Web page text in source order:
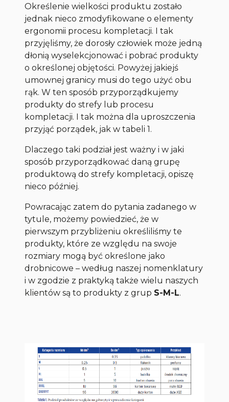
Określenie wielkości produktu zostało
jednak nieco zmodyfikowane o elementy
ergonomii procesu kompletacji. I tak
przyjęliśmy, że dorosły człowiek może jedną
dłonią wyselekcjonować i pobrać produkty
o określonej objętości. Powyżej jakiejś
umownej granicy musi do tego użyć obu
rąk. W ten sposób przyporządkujemy
produkty do strefy lub procesu
kompletacji. I tak można dla uproszczenia
przyjąć porządek, jak w tabeli 1.
Dlaczego taki podział jest ważny i w jaki
sposób przyporządkować daną grupę
produktową do strefy kompletacji, opiszę
nieco później.
Powracając zatem do pytania zadanego w
tytule, możemy powiedzieć, że w
pierwszym przybliżeniu określiliśmy te
produkty, które ze względu na swoje
rozmiary mogą być określone jako
drobnicowe – według naszej nomenklatury
i w zgodzie z praktyką także wielu naszych
klientów są to produkty z grup S-M-L.